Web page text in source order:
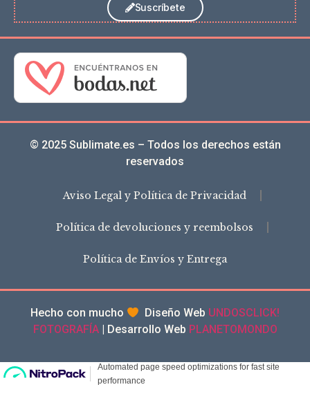
Suscríbete
© 2025 Sublimate.es – Todos los derechos están
reservados
Aviso Legal y Política de Privacidad
Política de devoluciones y reembolsos
Política de Envíos y Entrega
Hecho con mucho Diseño Web UNDOSCLICK!
FOTOGRAFÍA| Desarrollo Web PLANETOMONDO